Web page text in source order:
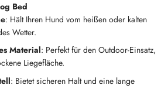
Bed
: Hält Ihren Hund vom heißen oder kalten
Wetter.
Material: Perfekt für den Outdoor-Einsatz,
Liegefläche.
: Bietet sicheren Halt und eine lange